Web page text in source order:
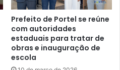
Prefeito de Portel se reúne
com autoridades
estaduais para tratar de
obras e inauguração de
escola